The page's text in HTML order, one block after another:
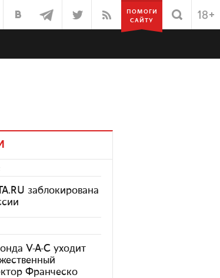
ПОМОГИ
САЙТУ
заблокирована
V-A-C уходит
Франческо